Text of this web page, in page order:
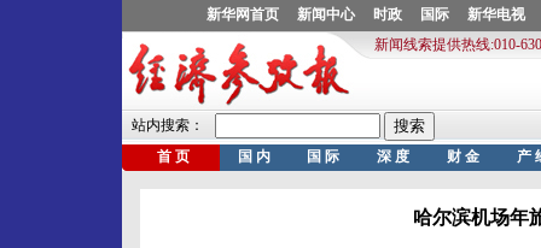
哈尔滨机场年